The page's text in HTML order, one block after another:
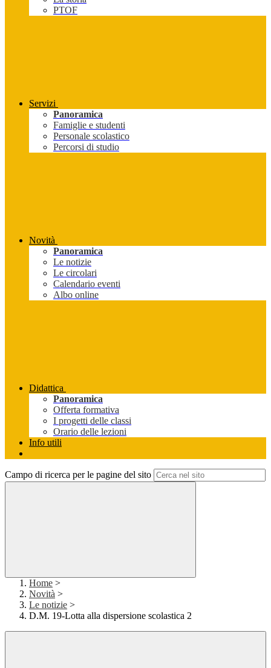
PTOF
Servizi
Panoramica
Famiglie e studenti
Personale scolastico
Percorsi di studio
Novità
Panoramica
Le notizie
Le circolari
Calendario eventi
Albo online
Didattica
Panoramica
Offerta formativa
I progetti delle classi
Orario delle lezioni
Info utili
Campo di ricerca per le pagine del sito
Home >
Novità >
Le notizie >
D.M. 19-Lotta alla dispersione scolastica 2